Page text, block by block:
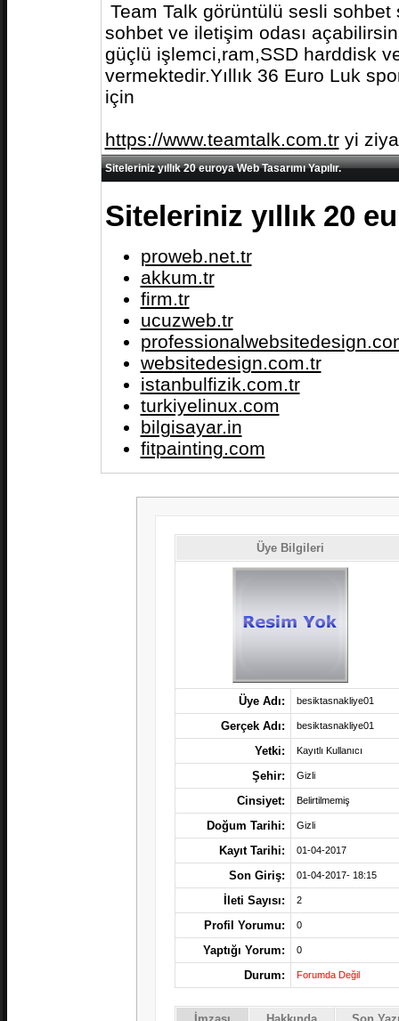
Team Talk görüntülü sesli
sohbet ve iletişim odası
güçlü işlemci,ram,SSD harddisk
vermektedir.Yıllık 36 Euro Luk
için
https://www.teamtalk.com.tryi
Siteleriniz yıllık 20 euroya Web Tasarımı Yapılır.
Siteleriniz yıllık 20
proweb.net.tr
akkum.tr
firm.tr
ucuzweb.tr
websitedesign.com.tr
istanbulfizik.com.tr
turkiyelinux.com
bilgisayar.in
fitpainting.com
Üye Bilgileri
Üye Adı: besiktasnakliye01
Gerçek Adı: besiktasnakliye01
Yetki: Kayıtlı Kullanıcı
Şehir: Gizli
Cinsiyet: Belirtilmemiş
Doğum Tarihi: Gizli
Kayıt Tarihi: 01-04-2017
Son Giriş: 01-04-2017- 18:15
İleti Sayısı: 2
Profil Yorumu: 0
Yaptığı Yorum: 0
Durum: Forumda Değil